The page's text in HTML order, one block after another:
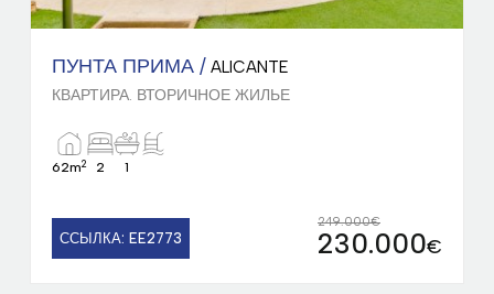
ПУНТА ПРИМА / ALICANTE
КВАРТИРА. ВТОРИЧНОЕ ЖИЛЬЕ
2
ССЫЛКА: 2591 275.000€